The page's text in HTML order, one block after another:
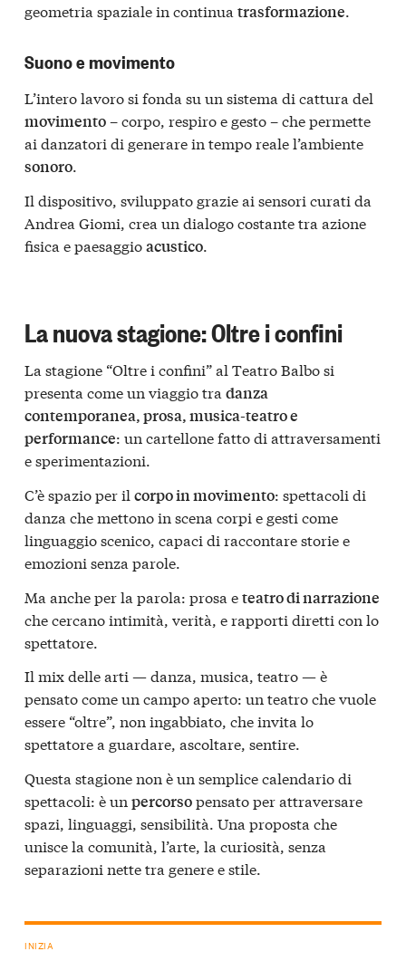
geometria spaziale in continua trasformazione.
Suono e movimento
L’intero lavoro si fonda su un sistema di cattura del
movimento– corpo, respiro e gesto – che permette
ai danzatori di generare in tempo reale l’ambiente
sonoro.
Il dispositivo, sviluppato grazie ai sensori curati da
Andrea Giomi, crea un dialogo costante tra azione
fisica e paesaggioacustico.
La nuova stagione: Oltre i confini
La stagione “Oltre i confini” al Teatro Balbo si
presenta come un viaggio tra danza
contemporanea, prosa, musica-teatro e
performance: un cartellone fatto di attraversamenti
e sperimentazioni.
C’è spazio per il corpo in movimento: spettacoli di
danza che mettono in scena corpi e gesti come
linguaggio scenico, capaci di raccontare storie e
emozioni senza parole.
Ma anche per la parola: prosa eteatro di narrazione
che cercano intimità, verità, e rapporti diretti con lo
spettatore.
Il mix delle arti — danza, musica, teatro — è
pensato come un campo aperto: un teatro che vuole
essere “oltre”, non ingabbiato, che invita lo
spettatore a guardare, ascoltare, sentire.
Questa stagione non è un semplice calendario di
spettacoli: è un percorsopensato per attraversare
spazi, linguaggi, sensibilità. Una proposta che
unisce la comunità, l’arte, la curiosità, senza
separazioni nette tra genere e stile.
INIZIA